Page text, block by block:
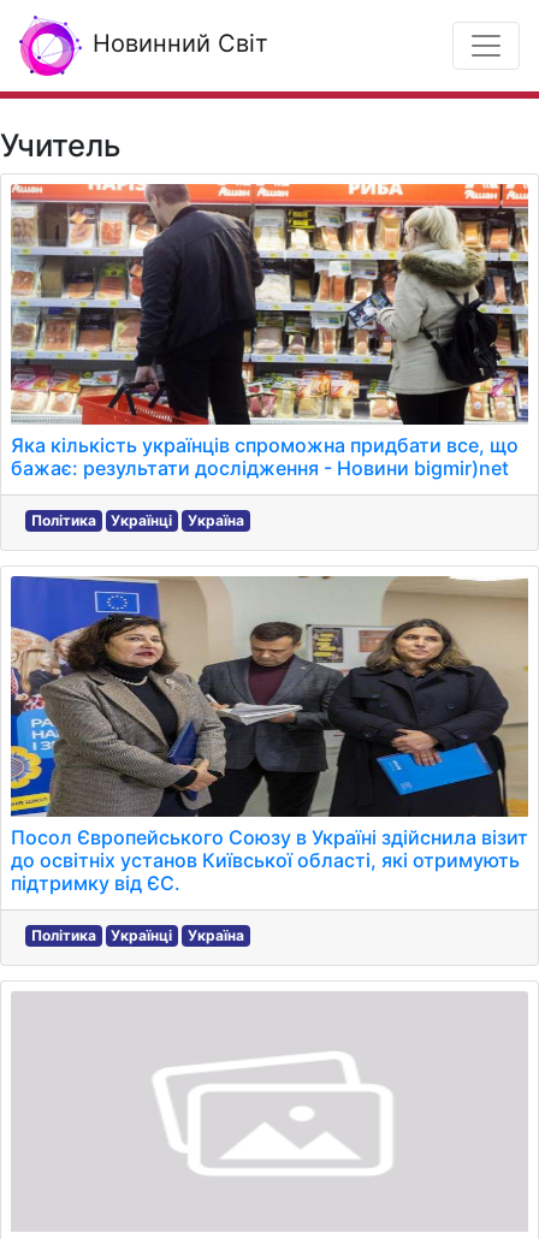
Новинний Світ
Учитель
Яка кількість українців спроможна придбати все, що
бажає: результати дослідження - Новини bigmir)net
Політика Українці Україна
Посол Європейського Союзу в Україні здійснила візит
до освітніх установ Київської області, які отримують
підтримку від ЄС.
Політика Українці Україна